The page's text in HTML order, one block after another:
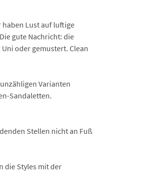
haben Lust auf luftige
gute Nachricht: die
oder gemustert. Clean
Varianten
Sandaletten.
Stellen nicht an Fuß
die Styles mit der